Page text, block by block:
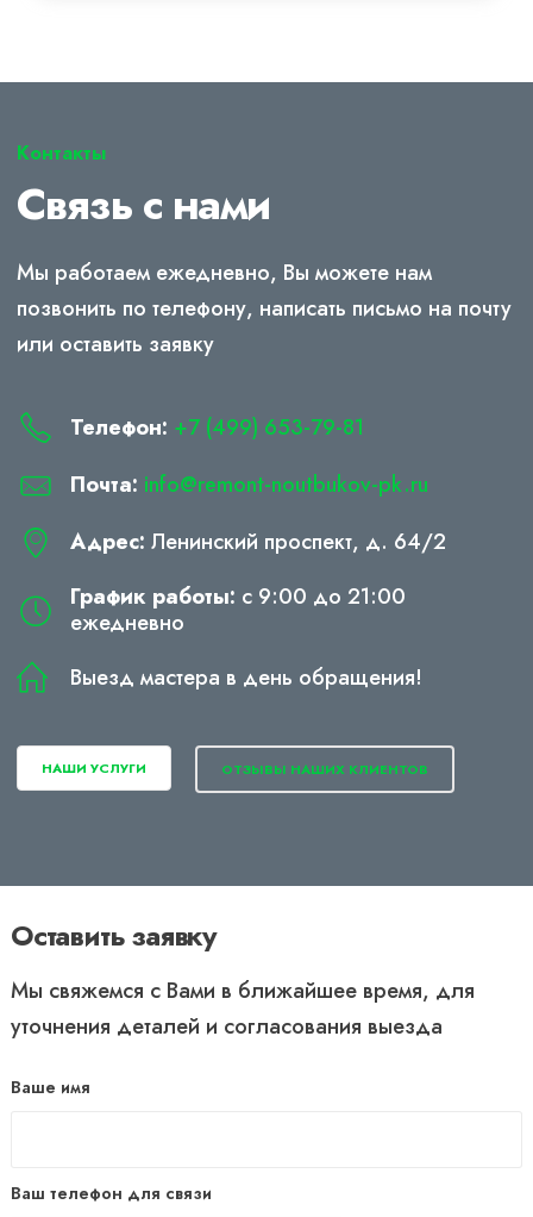
Контакты
Связь с нами
Мы работаем ежедневно, Вы можете нам
позвонить по телефону, написать письмо на почту
или оставить заявку
Телефон: +7 (499) 653-79-81
Почта: info@remont-noutbukov-pk.ru
Адрес: Ленинский проспект, д. 64/2
График работы: с 9:00 до 21:00
ежедневно
Выезд мастера в день обращения!
НАШИ УСЛУГИ ОТЗЫВЫ НАШИХ КЛИЕНТОВ
Оставить заявку
Мы свяжемся с Вами в ближайшее время, для
уточнения деталей и согласования выезда
Ваше имя
Ваш телефон для связи